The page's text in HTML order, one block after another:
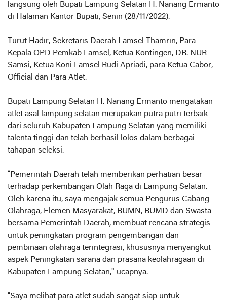
langsung oleh Bupati Lampung Selatan H. Nanang Ermanto
di Halaman Kantor Bupati, Senin (28/11/2022).
Turut Hadir, Sekretaris Daerah Lamsel Thamrin, Para
Kepala OPD Pemkab Lamsel, Ketua Kontingen, DR. NUR
Samsi, Ketua Koni Lamsel Rudi Apriadi, para Ketua Cabor,
Official dan Para Atlet.
Bupati Lampung Selatan H. Nanang Ermanto mengatakan
atlet asal lampung selatan merupakan putra putri terbaik
dari seluruh Kabupaten Lampung Selatan yang memiliki
talenta tinggi dan telah berhasil lolos dalam berbagai
tahapan seleksi.
“Pemerintah Daerah telah memberikan perhatian besar
terhadap perkembangan Olah Raga di Lampung Selatan.
Oleh karena itu, saya mengajak semua Pengurus Cabang
Olahraga, Elemen Masyarakat, BUMN, BUMD dan Swasta
bersama Pemerintah Daerah, membuat rencana strategis
untuk peningkatan program pengembangan dan
pembinaan olahraga terintegrasi, khususnya menyangkut
aspek Peningkatan sarana dan prasana keolahragaan di
Kabupaten Lampung Selatan," ucapnya.
“Saya melihat para atlet sudah sangat siap untuk